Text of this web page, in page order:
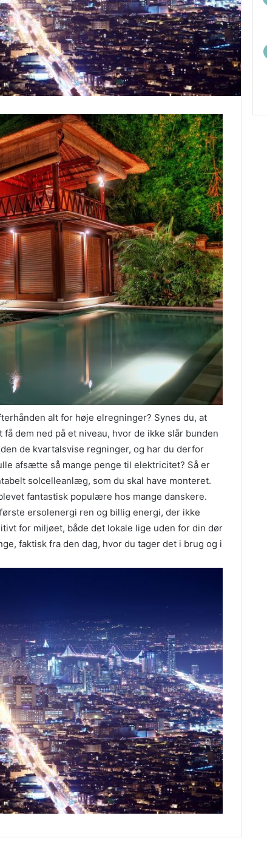
alt for høje elregninger? Synes du, at
dem ned på et niveau, hvor de ikke slår bunden
de kvartalsvise regninger, og har du derfor
afsætte så mange penge til elektricitet? Så er
solcelleanlæg, som du skal have monteret.
fantastisk populære hos mange danskere.
ersolenergi ren og billig energi, der ikke
for miljøet, både det lokale lige uden for din dør
faktisk fra den dag, hvor du tager det i brug og i